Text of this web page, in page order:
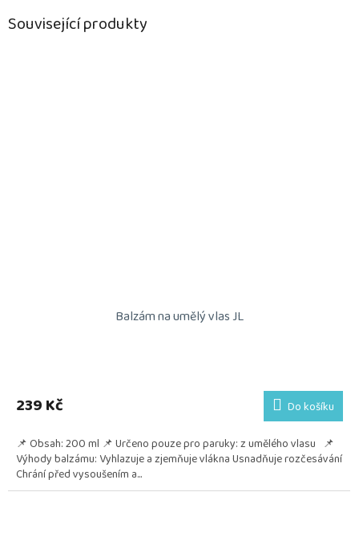
Související produkty
Balzám na umělý vlas JL
239 Kč Do košíku
📌 Obsah: 200 ml 📌 Určeno pouze pro paruky: z umělého vlasu 📌
Výhody balzámu: Vyhlazuje a zjemňuje vlákna Usnadňuje rozčesávání
Chrání před vysoušením a...